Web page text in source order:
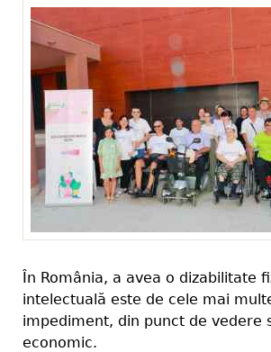
În România, a avea o dizabilitate
intelectuală este de cele mai
impediment, din punct de vedere
economic.